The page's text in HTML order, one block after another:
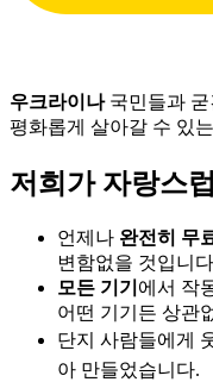
우크라이나국민들과 굳
평화롭게 살아갈 수 있
저희가 자랑스
언제나 완전히 무
변함없을 것입니
모든 기기 에서 작
어떤 기기든 상관
단지 사람들에게
아 만들었습니다.